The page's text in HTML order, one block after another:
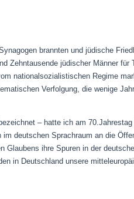
brannten und jüdische
Zehntausende jüdischer Männer
nationalsozialistischen Regime
Verfolgung, die wenige
– hatte ich am
deutschen Sprachraum an die
Glaubens ihre Spuren in der
in Deutschland unsere